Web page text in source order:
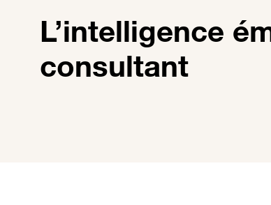
L’intelligence
consultant